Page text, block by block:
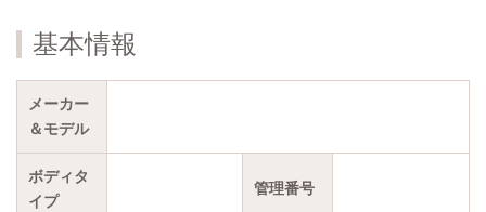
基本情報
メーカー
＆モデル
ボディタ
イプ
管理番号